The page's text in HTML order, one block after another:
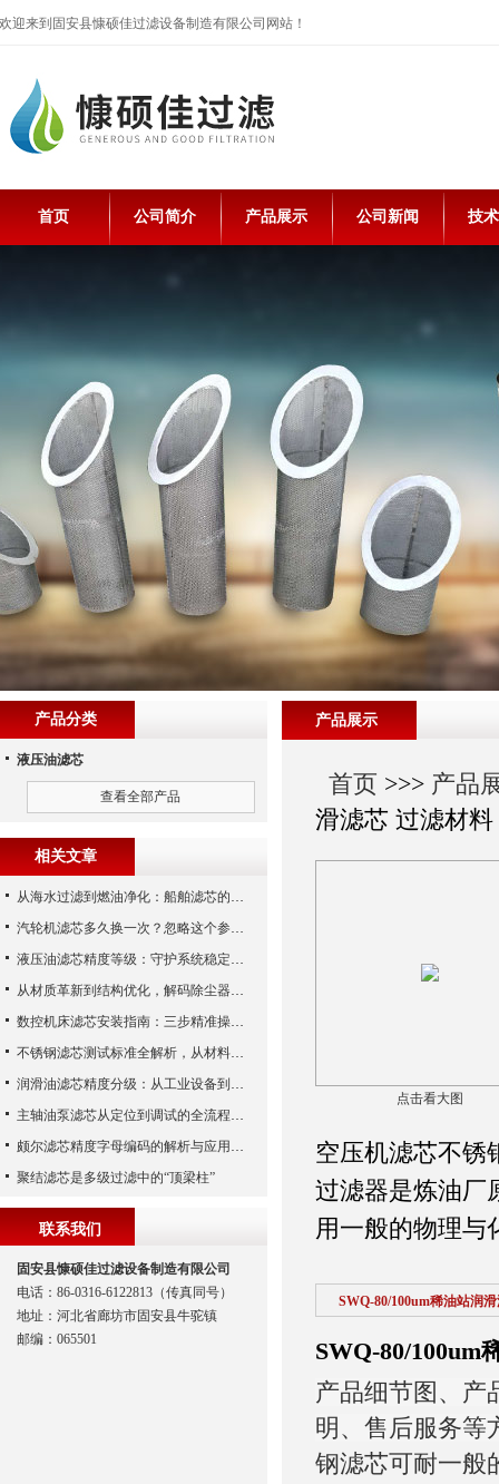
欢迎来到固安县慷硕佳过滤设备制造有限公司网站！
首页 公司简介 产品展示 公司新闻 技
产品展示
首页 >>> 产品
滑滤芯 过滤材料
点击看大图
空压机滤芯不锈
过滤器是炼油厂
用一般的物理与
SWQ-80/100um稀油站润
SWQ-80/100um
产品细节图、产
明、售后服务等
钢滤芯可耐一般
产品分类
液压油滤芯
查看全部产品
相关文章
从海水过滤到燃油净化：船舶滤芯的多场景应用解析
汽轮机滤芯多久换一次？忽略这个参数，机组非停损失可能上百万！
液压油滤芯精度等级：守护系统稳定与寿命的“微米标尺”
从材质革新到结构优化，解码除尘器滤芯性能跃升的核心逻辑
数控机床滤芯安装指南：三步精准操作，杜绝设备“亚健康”
不锈钢滤芯测试标准全解析，从材料性能到应用场景的严苛验证
润滑油滤芯精度分级：从工业设备到精密系统的过滤密码
主轴油泵滤芯从定位到调试的全流程解析
颇尔滤芯精度字母编码的解析与应用指南
聚结滤芯是多级过滤中的“顶梁柱”
联系我们
固安县慷硕佳过滤设备制造有限公司
电话：86-0316-6122813（传真同号）
地址：河北省廊坊市固安县牛驼镇
邮编：065501